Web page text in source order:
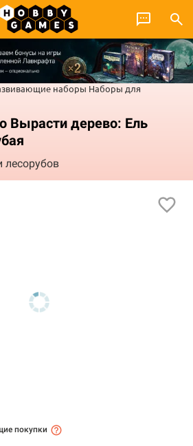
наборы Наборы для
Вырасти дерево: Ель
лесорубов
покупки